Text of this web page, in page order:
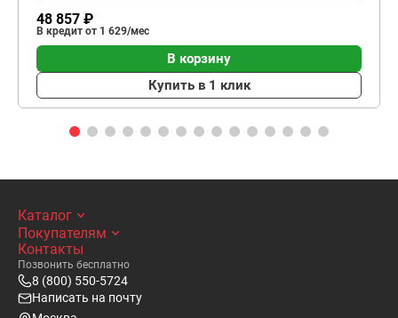
48 857 ₽
В кредит от 1 629/мес
В корзину
Купить в 1 клик
Каталог
Покупателям
Контакты
Позвонить бесплатно
8 (800) 550-5724
Написать на почту